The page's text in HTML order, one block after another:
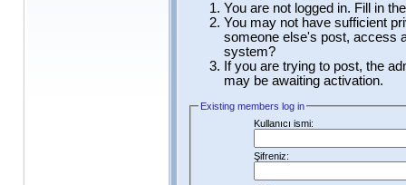
You are not logged in. Fill in
You may not have sufficient
someone else's post, access
system?
If you are trying to post, the
may be awaiting activation.
Existing members log in
Kullanıcı ismi:
Şifreniz: